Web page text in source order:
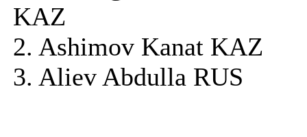
KAZ
2. Ashimov Kanat KAZ
3. Aliev Abdulla RUS